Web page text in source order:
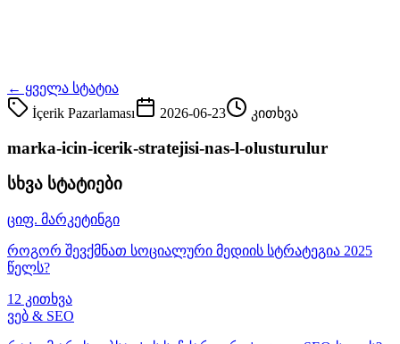
← ყველა სტატია
İçerik Pazarlaması
2026-06-23 კითხვა
marka-icin-icerik-stratejisi-nas-l-olusturulur
სხვა სტატიები
ციფ. მარკეტინგი
როგორ შევქმნათ სოციალური მედიის სტრატეგია 2025
წელს?
12 კითხვა
ვებ & SEO